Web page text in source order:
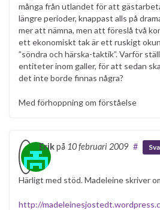
många från utlandet för att
längre perioder, knappast alls på
mer att nämna, men att föreslå två
ett ekonomiskt tak är ett ruskigt
”söndra och härska-taktik”. Varför
entiteter inom galler, för att sedan
det inte borde finnas några?
Med förhoppning om förståelse
Erikpå 10 februari 2009 #
Härligt med stöd. Madeleine skriver
http://